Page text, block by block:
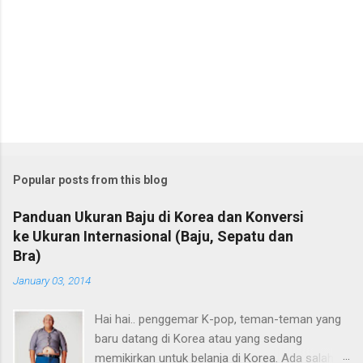
Popular posts from this blog
Panduan Ukuran Baju di Korea dan Konversi
ke Ukuran Internasional (Baju, Sepatu dan
Bra)
January 03, 2014
Hai hai.. penggemar K-pop, teman-teman yang
baru datang di Korea atau yang sedang
memikirkan untuk belanja di Korea. Ada salah